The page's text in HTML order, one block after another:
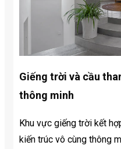
Giếng trời và cầu
thông minh
Khu vực giếng trời kết
kiến trúc vô cùng thông